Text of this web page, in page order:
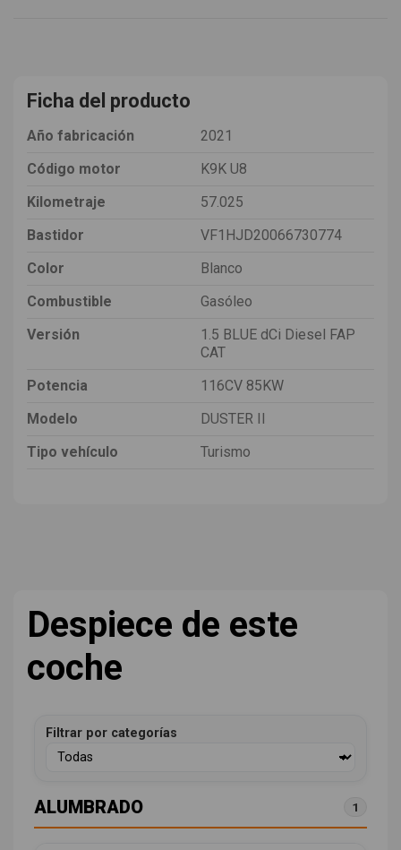
Ficha del producto
Año fabricación
2021
Código motor
K9K U8
Kilometraje
57.025
Bastidor
VF1HJD20066730774
Color
Blanco
Combustible
Gasóleo
Versión
1.5 BLUE dCi Diesel FAP
CAT
Potencia
116CV 85KW
Modelo
DUSTER II
Tipo vehículo
Turismo
Despiece de este
coche
Filtrar por categorías
ALUMBRADO 1